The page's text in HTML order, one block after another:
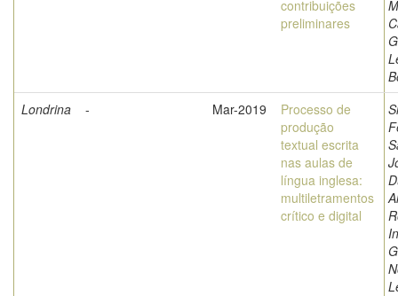
contribuições
preliminares
Londrina
- Mar-2019
Processo de
produção
textual escrita
nas aulas de
língua inglesa:
multiletramentos
crítico e digital